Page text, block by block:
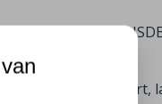
– Dankzij de
sneller terug.
van meer comfort,